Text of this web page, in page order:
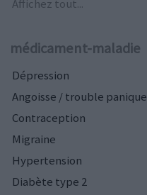
Affichez tout...
médicament-maladie
Dépression
Angoisse / trouble panique
Contraception
Migraine
Hypertension
Diabète type 2